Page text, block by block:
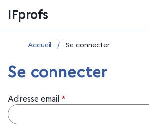
au
contenu
IFprofs
Vous êtes ici :
Accueil / Se connecter
Se connecter
Adresse email *